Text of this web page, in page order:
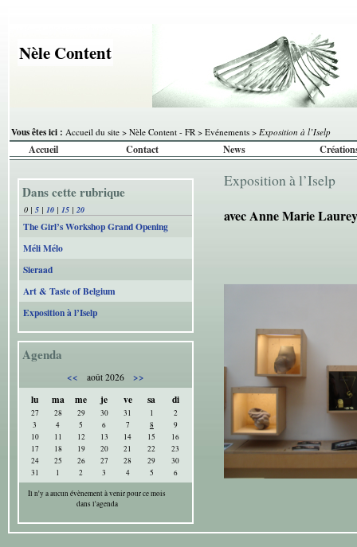
Nèle Content
Vous êtes ici : Accueil du site > Nèle Content - FR > Evénements > Exposition à l’Iselp
Accueil Contact News
Dans cette rubrique
0 | 5 | 10 | 15 | 20
The Girl’s Workshop Grand Opening
Méli Mélo
Sieraad
Art & Taste of Belgium
Exposition à l’Iselp
Agenda
<< août 2026
>>
lu
ma me je ve sa di
27 28 29 30 31 1
2
3
4 5 6 7 8
9
10
11 12 13 14 15
16
17
18 19 20 21 22
23
24
25 26 27 28 29
30
31
1 2 3 4 5
6
Il n'y a aucun évènement à venir pour ce mois
dans l'agenda
Exposition à l’Iselp
avec Anne Marie